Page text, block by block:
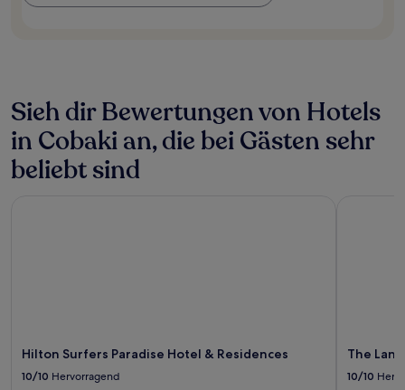
zusätzliche
Bedingungen
gelten.
Sieh dir Bewertungen von Hotels
in Cobaki an, die bei Gästen sehr
beliebt sind
Hilton Surfers Paradise Hotel & Residences
10/10 Hervorragend
The
10/10